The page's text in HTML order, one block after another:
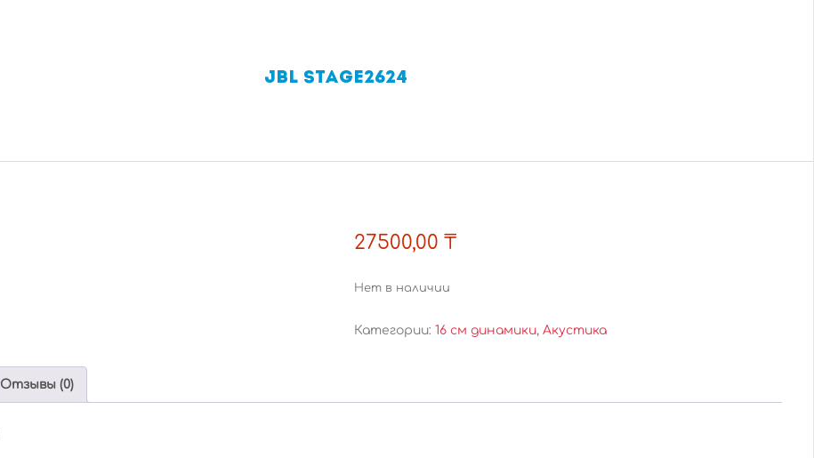
JBL STAGE2624
27500,00 ₸
Нет в наличии
Категории: 16 см динамики, Акустика
Отзывы (0)